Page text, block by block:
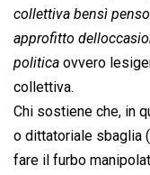
collettiva bensì
approfitto
politica  ovvero
collettiva.
Chi sostiene che, in
o dittatoriale sbaglia
fare il furbo